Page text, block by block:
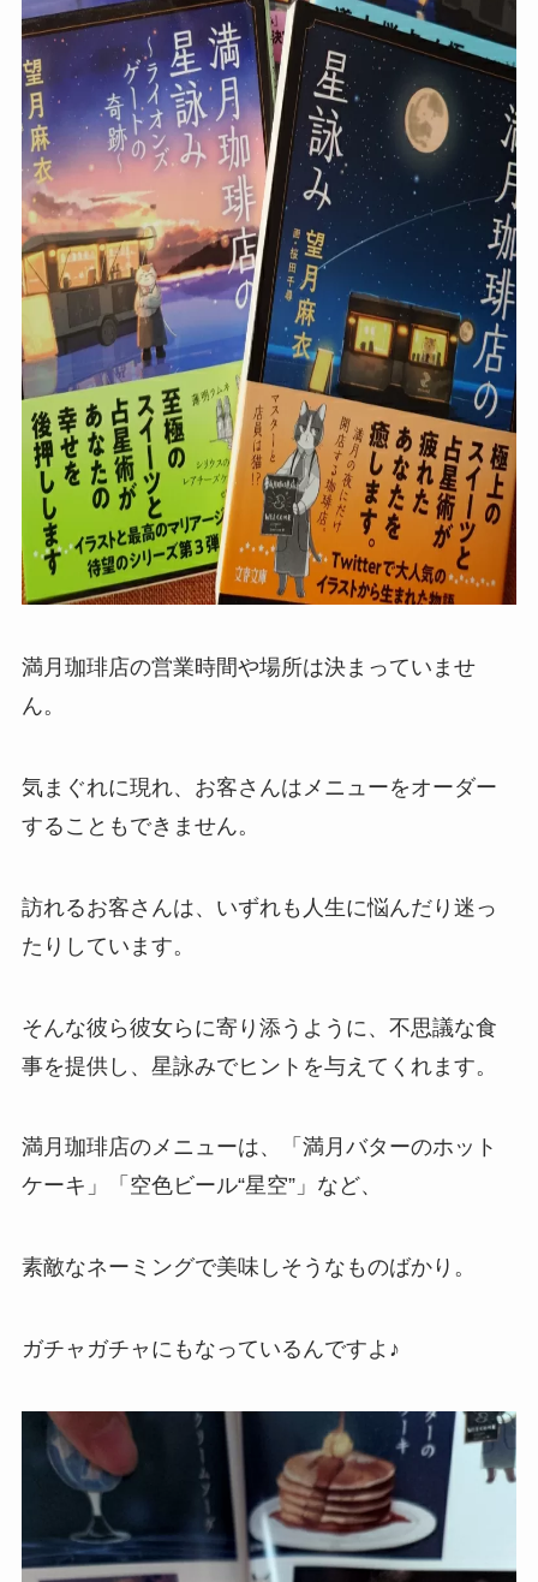
満月珈琲店の営業時間や場所は決まっていませ
ん。
気まぐれに現れ、お客さんはメニューをオーダー
することもできません。
訪れるお客さんは、いずれも人生に悩んだり迷っ
たりしています。
そんな彼ら彼女らに寄り添うように、不思議な食
事を提供し、星詠みでヒントを与えてくれます。
満月珈琲店のメニューは、「満月バターのホット
ケーキ」「空色ビール“星空”」など、
素敵なネーミングで美味しそうなものばかり。
ガチャガチャにもなっているんですよ♪